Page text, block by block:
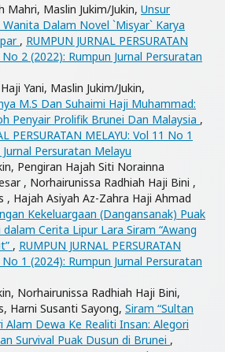
Mahri, Maslin Jukim/Jukin, Unsur
Dalam Novel `Misyar` Karya
, RUMPUN JURNAL PERSURATAN
No 2 (2022): Rumpun Jurnal Persuratan
Yani, Maslin Jukim/Jukin,
M.S Dan Suhaimi Haji Muhammad:
Penyair Prolifik Brunei Dan Malaysia ,
PERSURATAN MELAYU: Vol 11 No 1
Persuratan Melayu
Pengiran Hajah Siti Norainna
, Norhairunissa Radhiah Haji Bini ,
, Hajah Asiyah Az-Zahra Haji Ahmad
Kekeluargaan (Dangansanak) Puak
Cerita Lipur Lara Siram “Awang
, RUMPUN JURNAL PERSURATAN
No 1 (2024): Rumpun Jurnal Persuratan
Norhairunissa Radhiah Haji Bini,
Harni Susanti Sayong, Siram “Sultan
Alam Dewa Ke Realiti Insan: Alegori
Survival Puak Dusun di Brunei ,